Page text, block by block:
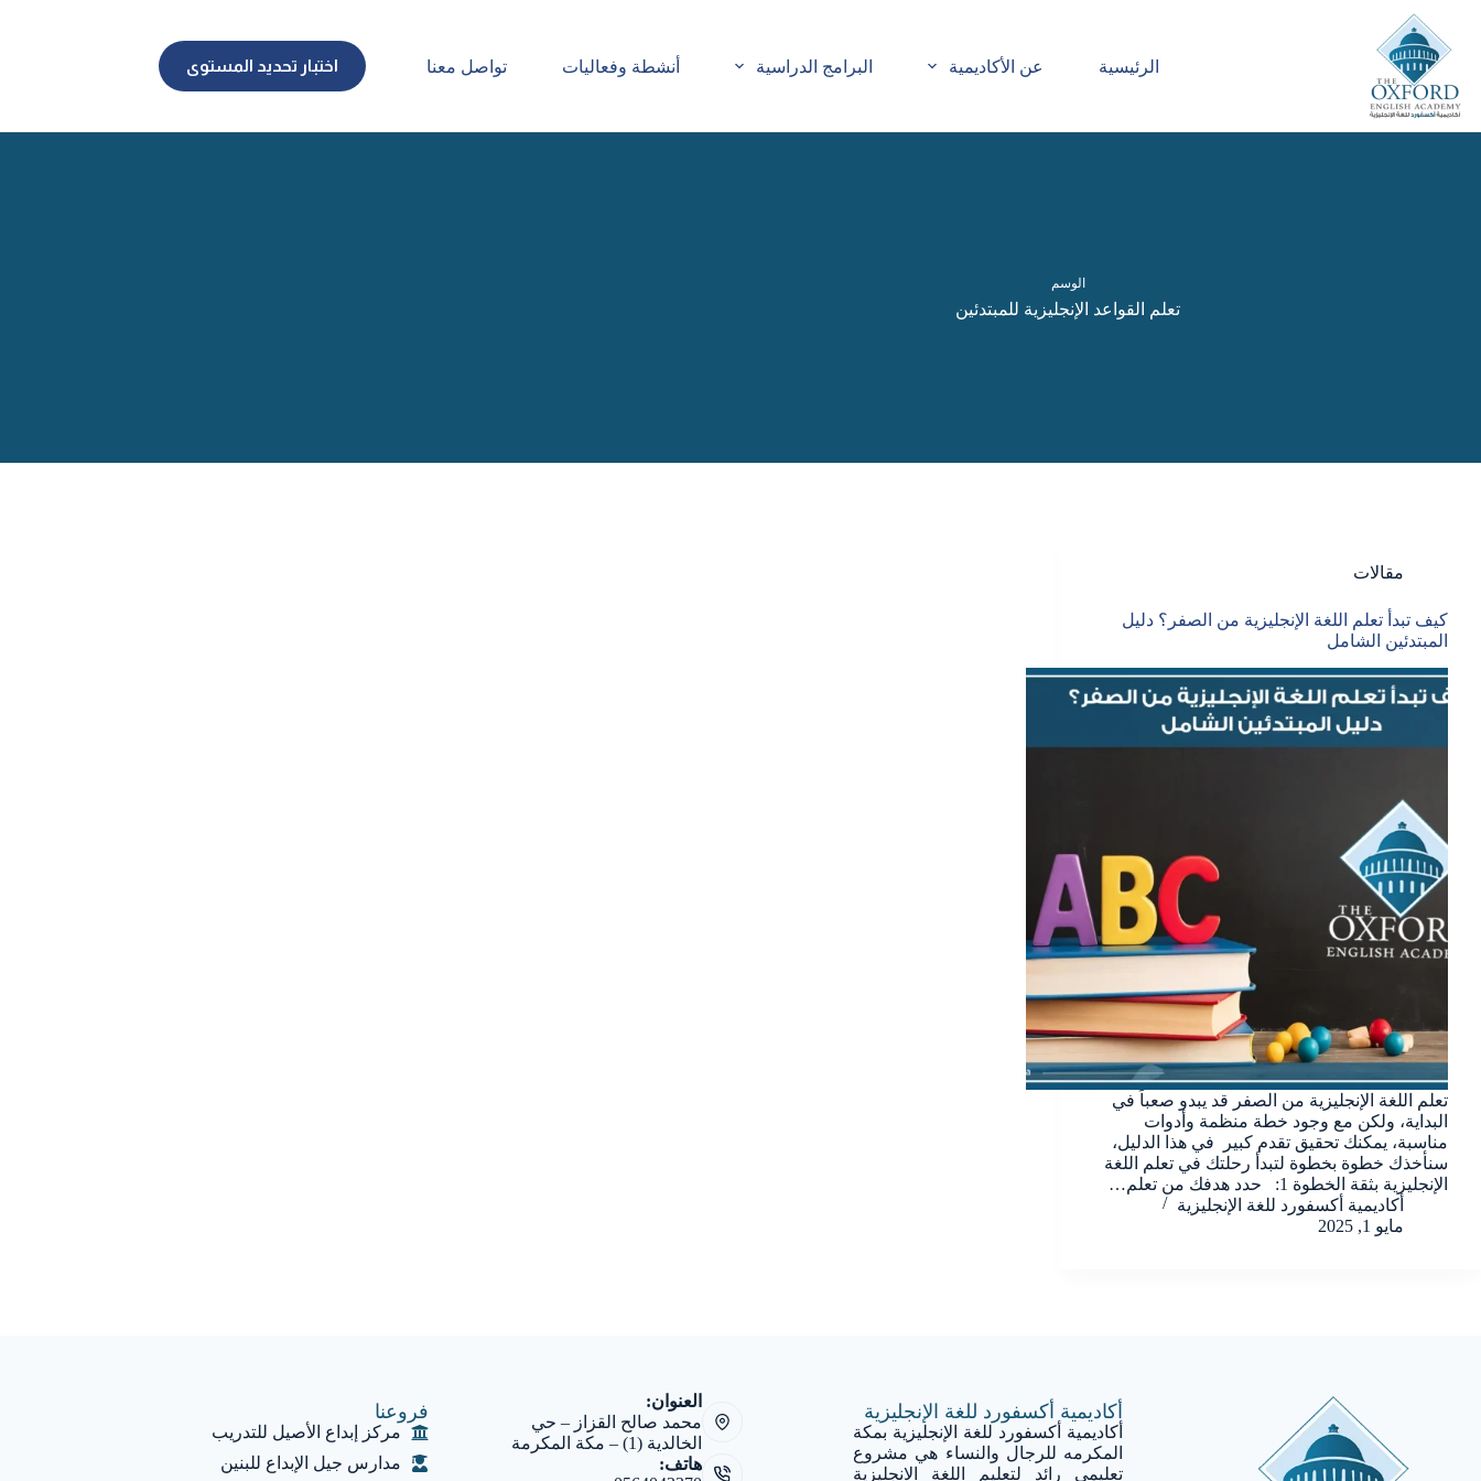
الرئيسية عن الأكاديمية البرامج الدراسية أنشطة وفعاليات تواصل معنا اختبار تحديد المستوى
الوسم
تعلم القواعد الإنجليزية للمبتدئين
مقالات
كيف تبدأ تعلم اللغة الإنجليزية من الصفر؟ دليل
المبتدئين الشامل
تعلم اللغة الإنجليزية من الصفر قد يبدو صعباً في
البداية، ولكن مع وجود خطة منظمة وأدوات
مناسبة، يمكنك تحقيق تقدم كبير في هذا الدليل،
سنأخذك خطوة بخطوة لتبدأ رحلتك في تعلم اللغة
الإنجليزية بثقة الخطوة 1: حدد هدفك من تعلم…
أكاديمية أكسفورد للغة اﻹنجليزية
مايو 1, 2025
أكاديمية أكسفورد للغة الإنجليزية
أكاديمية أكسفورد للغة الإنجليزية بمكة
المكرمه للرجال والنساء هي مشروع
تعليمي رائد لتعليم اللغة الانجليزية
العنوان:
محمد صالح القزاز – حي
الخالدية (1) – مكة المكرمة
هاتف:
فروعنا
مركز إبداع الأصيل للتدريب
مدارس جيل الإبداع للبنين